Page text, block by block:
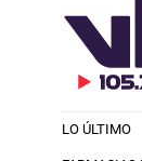
LO ÚLTIMO